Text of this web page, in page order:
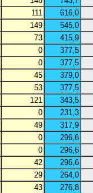
111
616,0
149
545,0
73
415,9
0
377,5
0
377,5
45
379,0
53
377,5
121
343,5
0
231,3
49
317,9
0
296,6
0
296,6
42
296,6
29
264,0
43
276,8